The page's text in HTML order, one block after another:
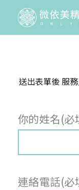
送出表單後 服
你的姓名(必
連絡電話(必